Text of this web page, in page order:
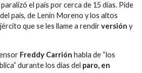
el país por cerca de 15 días. Pide
país, de Lenin Moreno y los altos
que se les llame a rendirversión y
Freddy Carrión habla de “los
durante los días del paro, en